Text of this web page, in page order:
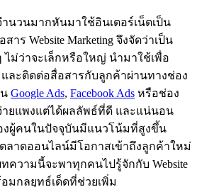
ำนวนมากหันมาใช้อินเตอร์เน็ตเป็น
าร Website Marketing จึงจัดว่าเป็น
ไม่ว่าจะเล็กหรือใหญ่ นำมาใช้เพื่อ
ะติดต่อสื่อสารกับลูกค้าผ่านทางช่อง
Google Ads, Facebook Ads หรือช่อง
ายแพงแต่ได้ผลลัพธ์ที่ดี และแน่นอน
งผู้คนในปัจจุบันมีแนวโน้มที่สูงขึ้น
ลาดออนไลน์มีโอกาสเข้าถึงลูกค้าใหม่
ความนี้จะพาทุกคนไปรู้จักกับ Website
มกลยุทธ์เด็ดที่ช่วยเพิ่ม